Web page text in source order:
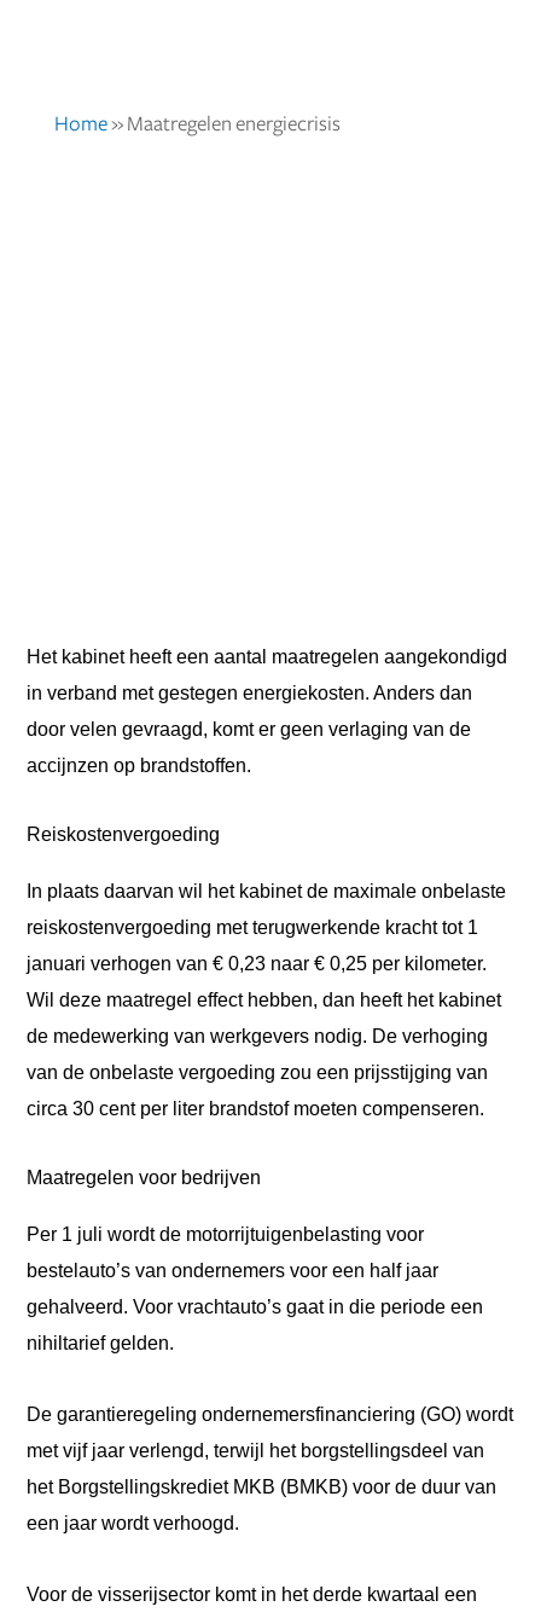
Home» Maatregelen energiecrisis
Het kabinet heeft een aantal maatregelen aangekondigd
in verband met gestegen energiekosten. Anders dan
door velen gevraagd, komt er geen verlaging van de
accijnzen op brandstoffen.
Reiskostenvergoeding
In plaats daarvan wil het kabinet de maximale onbelaste
reiskostenvergoeding met terugwerkende kracht tot 1
januari verhogen van € 0,23 naar € 0,25 per kilometer.
Wil deze maatregel effect hebben, dan heeft het kabinet
de medewerking van werkgevers nodig. De verhoging
van de onbelaste vergoeding zou een prijsstijging van
circa 30 cent per liter brandstof moeten compenseren.
Maatregelen voor bedrijven
Per 1 juli wordt de motorrijtuigenbelasting voor
bestelauto’s van ondernemers voor een half jaar
gehalveerd. Voor vrachtauto’s gaat in die periode een
nihiltarief gelden.
De garantieregeling ondernemersfinanciering (GO) wordt
met vijf jaar verlengd, terwijl het borgstellingsdeel van
het Borgstellingskrediet MKB (BMKB) voor de duur van
een jaar wordt verhoogd.
Voor de visserijsector komt in het derde kwartaal een